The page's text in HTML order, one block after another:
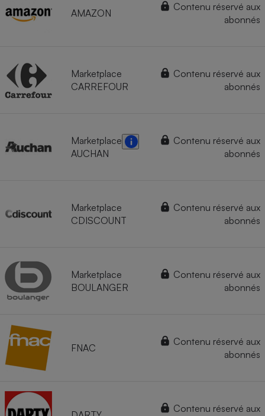
AMAZON
Contenu réservé aux
abonnés
Marketplace
CARREFOUR
Contenu réservé aux
abonnés
Marketplace
AUCHAN
Contenu réservé aux
abonnés
Marketplace
CDISCOUNT
Contenu réservé aux
abonnés
Marketplace
BOULANGER
Contenu réservé aux
abonnés
FNAC
Contenu réservé aux
abonnés
Contenu réservé aux